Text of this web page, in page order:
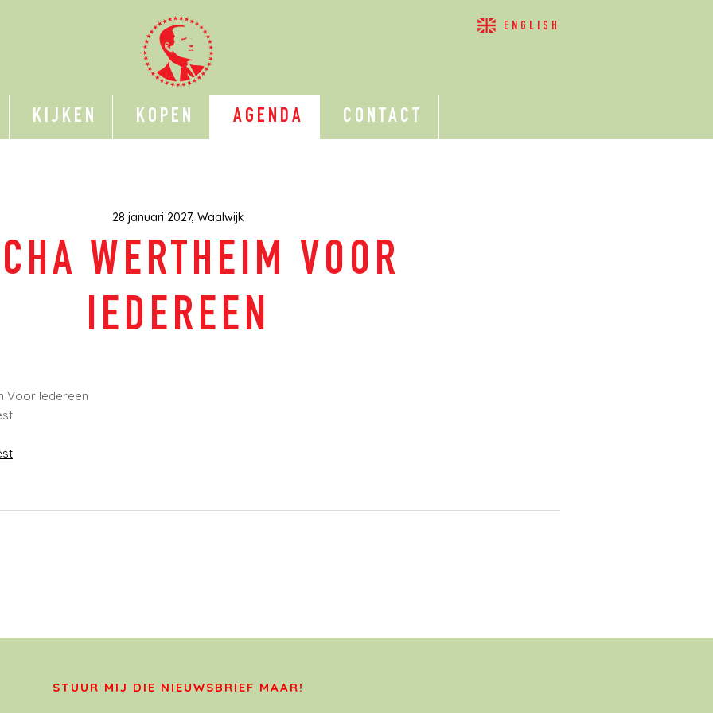
ENGLISH
KIJKEN KOPEN AGENDA CONTACT
28 januari 2027, Waalwijk
WERTHEIM VOOR
IEDEREEN
Voor Iedereen
STUUR MIJ DIE NIEUWSBRIEF MAAR!